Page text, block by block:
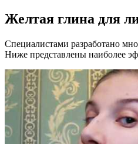
Желтая глина для
Специалистами разработано
Ниже представлены наиболее